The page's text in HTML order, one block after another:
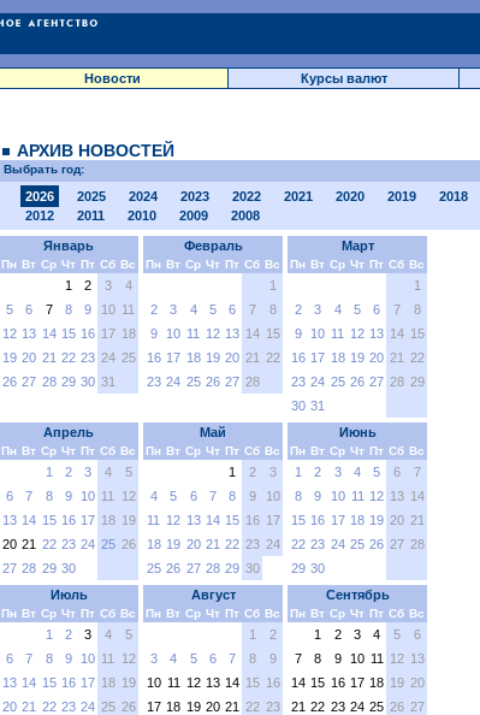
Новости Курсы валют
АРХИВ НОВОСТЕЙ
Выбрать год:
2026 2025 2024 2023 2022 2021 2020 2019 2018
2012
2011 2010 2009 2008
Январь
Пн Вт Ср Чт Пт Сб Вс
1 2 3
4
5
6 7 8 9 10 11
12 13 14 15 16 17 18
19 20 21 22 23 24 25
26 27 28 29 30 31
Февраль
Пн Вт Ср Чт Пт Сб Вс
1
2
3 4 5 6 7
8
9
10 11 12 13 14 15
16 17 18 19 20 21 22
23 24 25 26 27 28
Март
Пн Вт Ср Чт Пт Сб Вс
1
2
3 4 5 6 7
8
9
10 11 12 13 14 15
16 17 18 19 20 21 22
23 24 25 26 27 28 29
30 31
Апрель
Пн Вт Ср Чт Пт Сб Вс
1 2 3 4
5
6
7 8 9 10 11
12
13 14 15 16 17 18 19
20 21 22 23 24 25 26
27 28 29 30
Май
Пн Вт Ср Чт Пт Сб Вс
1 2
3
4
5 6 7 8 9
10
11
12 13 14 15 16 17
18 19 20 21 22 23 24
25 26 27 28 29 30
Июнь
Пн Вт Ср Чт Пт Сб Вс
1 2 3 4 5 6
7
8
9 10 11 12 13 14
15 16 17 18 19 20 21
22 23 24 25 26 27 28
29 30
Июль
Пн Вт Ср Чт Пт Сб Вс
1 2 3 4
5
6
7 8 9 10 11
12
13 14 15 16 17 18 19
20 21 22 23 24 25 26
Август
Пн Вт Ср Чт Пт Сб Вс
1
2
3
4 5 6 7 8
9
10 11 12 13 14 15 16
17 18 19 20 21 22 23
Сентябрь
Пн Вт Ср Чт Пт Сб Вс
1 2 3 4 5
6
7
8 9 10 11 12 13
14 15 16 17 18 19 20
21 22 23 24 25 26 27